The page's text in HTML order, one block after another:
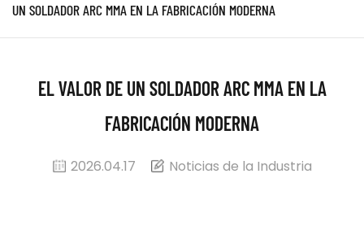
UN SOLDADOR ARC MMA EN LA FABRICACIÓN MODERNA
EL VALOR DE UN SOLDADOR ARC MMA EN LA
FABRICACIÓN MODERNA
2026.04.17 Noticias de la Industria